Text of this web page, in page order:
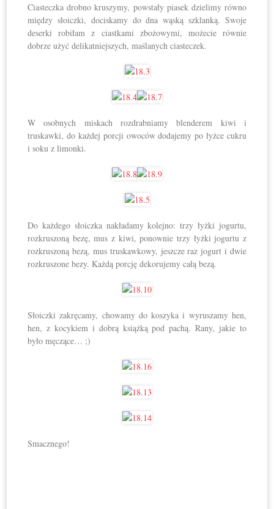
Ciasteczka drobno kruszymy, powstały piasek dzielimy równo
między słoiczki, dociskamy do dna wąską szklanką. Swoje
deserki robiłam z ciastkami zbożowymi, możecie równie
dobrze użyć delikatniejszych, maślanych ciasteczek.
W osobnych miskach rozdrabniamy blenderem kiwi i
truskawki, do każdej porcji owoców dodajemy po łyżce cukru
i soku z limonki.
Do każdego słoiczka nakładamy kolejno: trzy łyżki jogurtu,
rozkruszoną bezę, mus z kiwi, ponownie trzy łyżki jogurtu z
rozkruszoną bezą, mus truskawkowy, jeszcze raz jogurt i dwie
rozkruszone bezy. Każdą porcję dekorujemy całą bezą.
Słoiczki zakręcamy, chowamy do koszyka i wyruszamy hen,
hen, z kocykiem i dobrą książką pod pachą. Rany, jakie to
było męczące… ;)
Smacznego!